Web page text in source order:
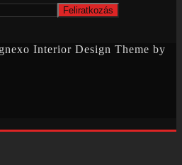
Interior Design Theme by